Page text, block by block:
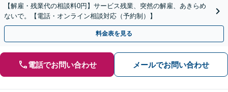
【解雇・残業代の相談料0円】サービス残業、突然の解雇、あきらめ
ないで。【電話・オンライン相談対応（予約制）】
料金表を見る
電話でお問い合わせ メールでお問い合わせ